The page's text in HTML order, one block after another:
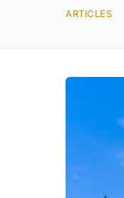
ARTICLES